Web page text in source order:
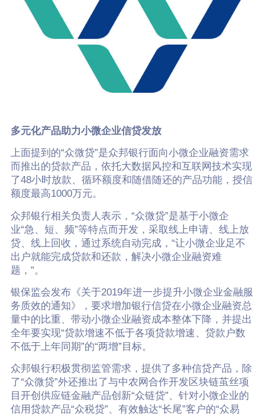
多元化产品助力小微企业信贷发放
上面提到的“众微贷”是众邦银行面向小微企业融资需求
而推出的贷款产品，依托大数据风控和互联网技术实现
了48小时放款、循环额度和随借随还的产品功能，授信
额度最高1000万元。
众邦银行相关负责人表示，“众微贷”是基于小微企
业“急、短、频”等特点而开发，采取线上申请、线上放
贷、线上回收，通过系统自动完成，“让小微企业足不
出户就能完成贷款和还款，解决小微企业融资难
题，”。
银保监会发布《关于2019年进一步提升小微企业金融服
务质效的通知》，要求增加银行信贷在小微企业融资总
量中的比重、带动小微企业融资成本整体下降，并提出
全年要实现“贷款增速不低于各项贷款增速、贷款户数
不低于上年同期”的“两增”目标。
众邦银行积极贯彻监管需求，提供了多种信贷产品，除
了“众微贷”外还推出了与中农网合作开发区块链茧丝项
目开创供应链金融产品创新“众链贷”、针对小微企业的
信用贷款产品“众税贷”、有效触达“长尾”客户的“众易